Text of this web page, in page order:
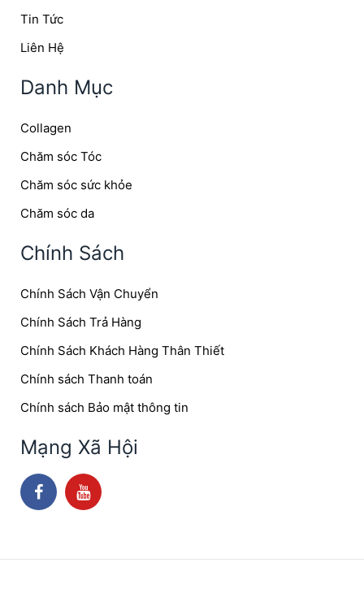
Tin Tức
Liên Hệ
Danh Mục
Collagen
Chăm sóc Tóc
Chăm sóc sức khỏe
Chăm sóc da
Chính Sách
Chính Sách Vận Chuyển
Chính Sách Trả Hàng
Chính Sách Khách Hàng Thân Thiết
Chính sách Thanh toán
Chính sách Bảo mật thông tin
Mạng Xã Hội